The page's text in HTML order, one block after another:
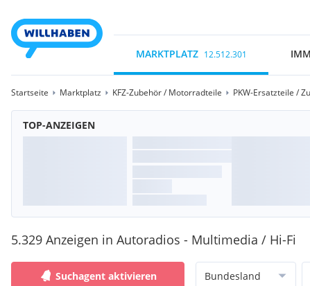
MARKTPLATZ 12.512.301
Startseite Marktplatz KFZ-Zubehör / Motorradteile PKW-Ersatzteile /
TOP-ANZEIGEN
5.329 Anzeigen in Autoradios - Multimedia / Hi-Fi
Suchagent aktivieren Bundesland